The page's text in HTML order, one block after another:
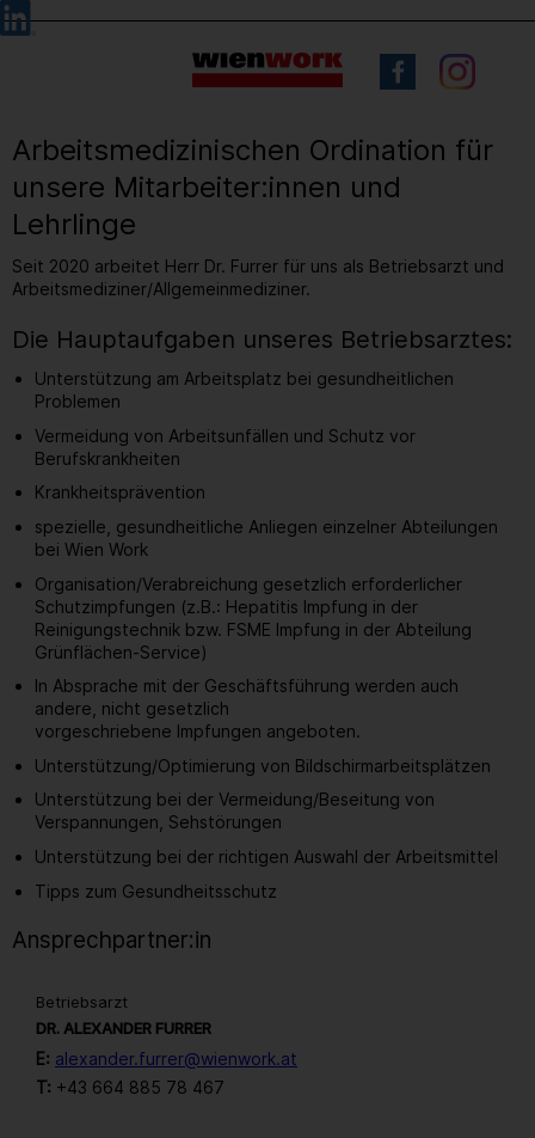
Barrierefreie
Bedienung
Sprachauswahl
Arbeitsmedizinischen Ordination für
unsere Mitarbeiter:innen und
Lehrlinge
Seit 2020 arbeitet Herr Dr. Furrer für uns als Betriebsarzt und
Arbeitsmediziner/Allgemeinmediziner.
Die Hauptaufgaben unseres Betriebsarztes:
Unterstützung am Arbeitsplatz bei gesundheitlichen
Problemen
Vermeidung von Arbeitsunfällen und Schutz vor
Berufskrankheiten
Krankheitsprävention
spezielle, gesundheitliche Anliegen einzelner Abteilungen
bei Wien Work
Organisation/Verabreichung gesetzlich erforderlicher
Schutzimpfungen (z.B.: Hepatitis Impfung in der
Reinigungstechnik bzw. FSME Impfung in der Abteilung
Grünflächen-Service)
In Absprache mit der Geschäftsführung werden auch
andere, nicht gesetzlich
vorgeschriebene Impfungen angeboten.
Unterstützung/Optimierung von Bildschirmarbeitsplätzen
Unterstützung bei der Vermeidung/Beseitung von
Verspannungen, Sehstörungen
Unterstützung bei der richtigen Auswahl der Arbeitsmittel
Tipps zum Gesundheitsschutz
Ansprechpartner:in
Betriebsarzt
DR. ALEXANDER FURRER
E: alexander.furrer@wienwork.at
T: +43 664 885 78 467